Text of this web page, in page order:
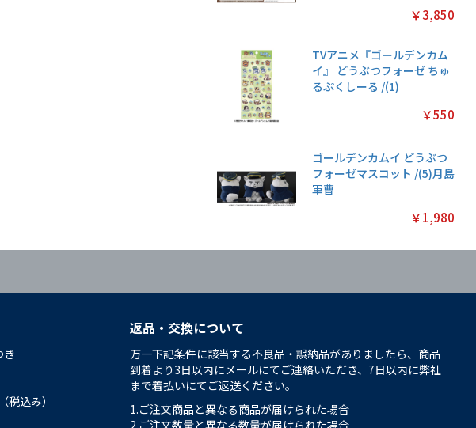
￥3,850
TVアニメ『ゴールデンカム
イ』 どうぶつフォーゼ ちゅ
るぷくしーる /(1)
￥550
ゴールデンカムイ どうぶつ
フォーゼマスコット /(5)月島
軍曹
￥1,980
き
込み）
返品・交換について
万一下記条件に該当する不良品・誤納品がありましたら、商品
到着より3日以内にメールにてご連絡いただき、7日以内に弊社
まで着払いにてご返送ください。
1.ご注文商品と異なる商品が届けられた場合